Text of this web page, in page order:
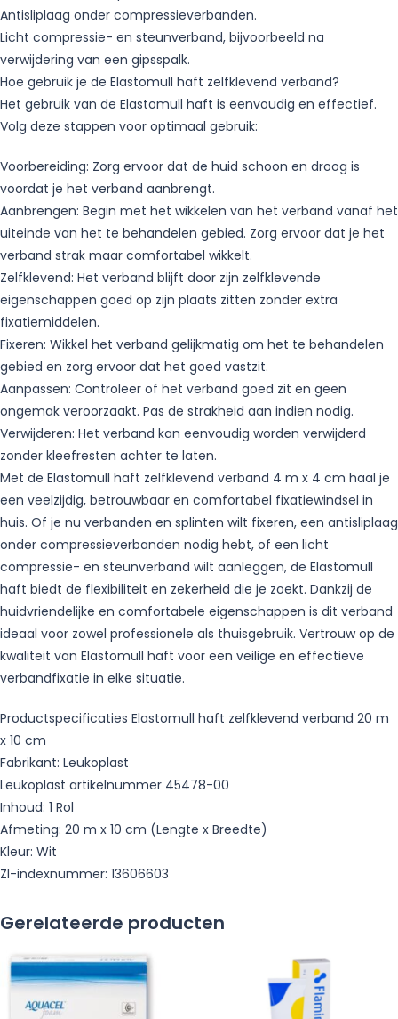
Antisliplaag onder compressieverbanden.
Licht compressie- en steunverband, bijvoorbeeld na
verwijdering van een gipsspalk.
Hoe gebruik je de Elastomull haft zelfklevend verband?
Het gebruik van de Elastomull haft is eenvoudig en effectief.
Volg deze stappen voor optimaal gebruik:
Voorbereiding: Zorg ervoor dat de huid schoon en droog is
voordat je het verband aanbrengt.
Aanbrengen: Begin met het wikkelen van het verband vanaf het
uiteinde van het te behandelen gebied. Zorg ervoor dat je het
verband strak maar comfortabel wikkelt.
Zelfklevend: Het verband blijft door zijn zelfklevende
eigenschappen goed op zijn plaats zitten zonder extra
fixatiemiddelen.
Fixeren: Wikkel het verband gelijkmatig om het te behandelen
gebied en zorg ervoor dat het goed vastzit.
Aanpassen: Controleer of het verband goed zit en geen
ongemak veroorzaakt. Pas de strakheid aan indien nodig.
Verwijderen: Het verband kan eenvoudig worden verwijderd
zonder kleefresten achter te laten.
Met de Elastomull haft zelfklevend verband 4 m x 4 cm haal je
een veelzijdig, betrouwbaar en comfortabel fixatiewindsel in
huis. Of je nu verbanden en splinten wilt fixeren, een antisliplaag
onder compressieverbanden nodig hebt, of een licht
compressie- en steunverband wilt aanleggen, de Elastomull
haft biedt de flexibiliteit en zekerheid die je zoekt. Dankzij de
huidvriendelijke en comfortabele eigenschappen is dit verband
ideaal voor zowel professionele als thuisgebruik. Vertrouw op de
kwaliteit van Elastomull haft voor een veilige en effectieve
verbandfixatie in elke situatie.
Productspecificaties Elastomull haft zelfklevend verband 20 m
x 10 cm
Fabrikant: Leukoplast
Leukoplast artikelnummer 45478-00
Inhoud: 1 Rol
Afmeting: 20 m x 10 cm (Lengte x Breedte)
Kleur: Wit
ZI-indexnummer: 13606603
Gerelateerde producten